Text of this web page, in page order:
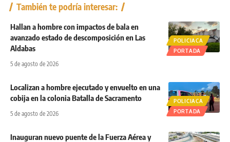
También te podría interesar:
POLICIACA
PORTADA
Hallan a hombre con impactos de bala en
avanzado estado de descomposición en Las
Aldabas
5 de agosto de 2026
POLICIACA
PORTADA
Localizan a hombre ejecutado y envuelto en una
cobija en la colonia Batalla de Sacramento
5 de agosto de 2026
Inauguran nuevo puente de la Fuerza Aérea y